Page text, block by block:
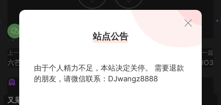
上一篇
六芒星,VIO1
下一篇
六芒星,VIO3
猜你喜欢
又见流星雨 lak中文-小明同学remix
站点公告
由于个人精力不足，本站决定关停。 需要退款
的朋友，请微信联系：DJwangz8888